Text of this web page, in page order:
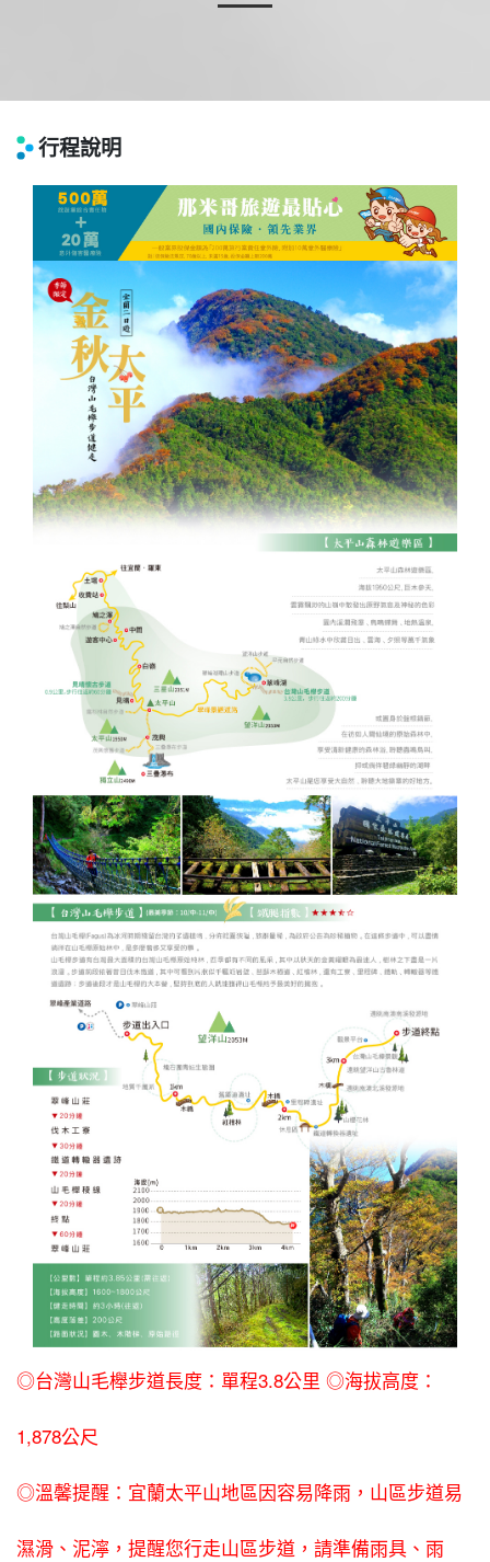
行程說明
◎台灣山毛櫸步道長度：單程3.8公里 ◎海拔高度：
1,878公尺
◎溫馨提醒：宜蘭太平山地區因容易降雨，山區步道易
濕滑、泥濘，提醒您行走山區步道，請準備雨具、雨